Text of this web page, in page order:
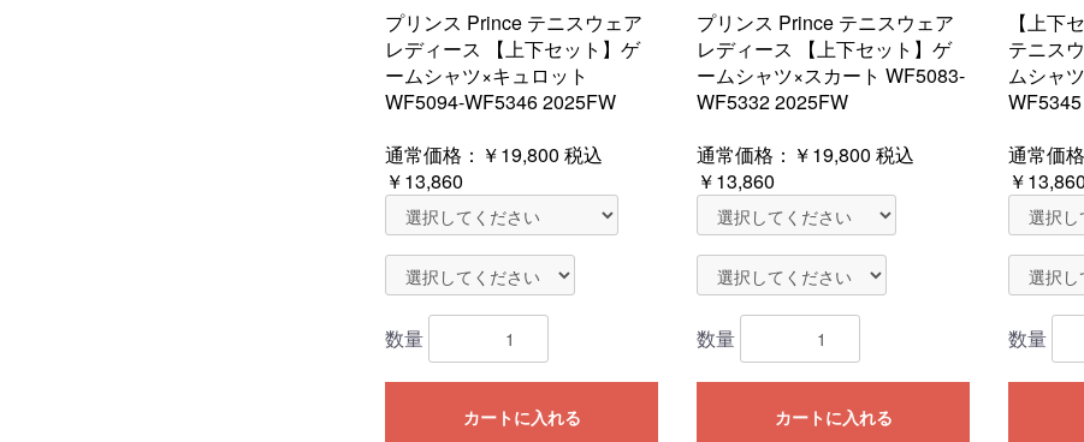
プリンス Prince テニスウェア
レディース 【上下セット】ゲ
ームシャツ×キュロット
WF5094-WF5346 2025FW
通常価格： ￥19,800 税込
￥13,860
数量
カートに入れる
プリンス Prince テニスウェア
レディース 【上下セット】ゲ
ームシャツ×スカート WF5083-
WF5332 2025FW
通常価格： ￥19,800 税込
￥13,860
数量
カートに入れる
【上下
テニス
ムシャ
通常価格
￥13,860
数量